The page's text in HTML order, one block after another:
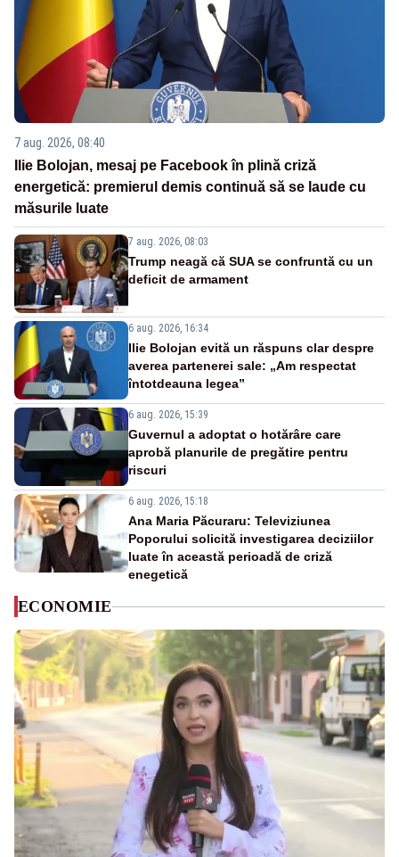
7 aug. 2026, 08:40
Ilie Bolojan, mesaj pe Facebook în plină criză
energetică: premierul demis continuă să se laude cu
măsurile luate
7 aug. 2026, 08:03
Trump neagă că SUA se confruntă cu un
deficit de armament
6 aug. 2026, 16:34
Ilie Bolojan evită un răspuns clar despre
averea partenerei sale: „Am respectat
întotdeauna legea”
6 aug. 2026, 15:39
Guvernul a adoptat o hotărâre care
aprobă planurile de pregătire pentru
riscuri
6 aug. 2026, 15:18
Ana Maria Păcuraru: Televiziunea
Poporului solicită investigarea deciziilor
luate în această perioadă de criză
enegetică
ECONOMIE